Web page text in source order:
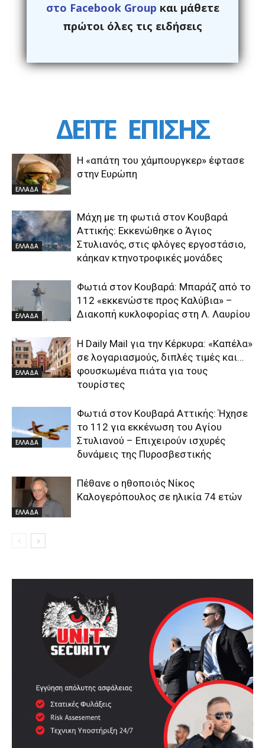
στο Facebook Group και μάθετε
πρώτοι όλες τις ειδήσεις
ΔΕΙΤΕ ΕΠΙΣΗΣ
ΕΛΛΑΔΑ
Η «απάτη του χάμπουργκερ» έφτασε
στην Ευρώπη
ΕΛΛΑΔΑ
Μάχη με τη φωτιά στον Κουβαρά
Αττικής: Εκκενώθηκε ο Άγιος
Στυλιανός, στις φλόγες εργοστάσιο,
κάηκαν κτηνοτροφικές μονάδες
ΕΛΛΑΔΑ
Φωτιά στον Κουβαρά: Μπαράζ από το
112 «εκκενώστε προς Καλύβια» –
Διακοπή κυκλοφορίας στη Λ. Λαυρίου
ΕΛΛΑΔΑ
Η Daily Mail για την Κέρκυρα: «Καπέλα»
σε λογαριασμούς, διπλές τιμές και…
φουσκωμένα πιάτα για τους
τουρίστες
ΕΛΛΑΔΑ
Φωτιά στον Κουβαρά Αττικής: Ήχησε
το 112 για εκκένωση του Αγίου
Στυλιανού – Επιχειρούν ισχυρές
δυνάμεις της Πυροσβεστικής
ΕΛΛΑΔΑ
Πέθανε ο ηθοποιός Νίκος
Καλογερόπουλος σε ηλικία 74 ετών